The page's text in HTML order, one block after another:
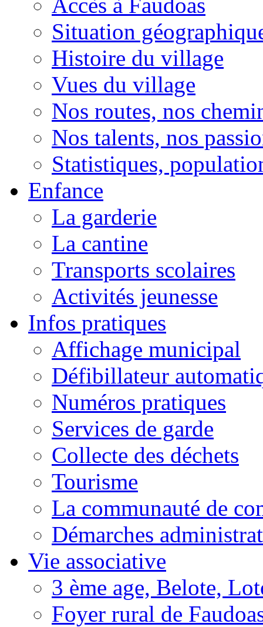
Situation
Histoire du village
Vues du village
Nos routes, nos
Nos talents, nos
Statistiques,
Enfance
La garderie
La cantine
Transports scolaires
Activités jeunesse
Infos pratiques
Affichage municipal
Défibillateur
Numéros pratiques
Services de garde
Collecte des déchets
Tourisme
La communauté de
Démarches
Vie associative
3 ème age, Belote,
Foyer rural de